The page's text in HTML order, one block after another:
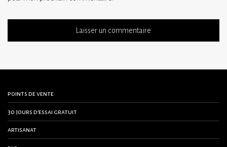
points de vente
30 jours d’essai gratuit
artisanat